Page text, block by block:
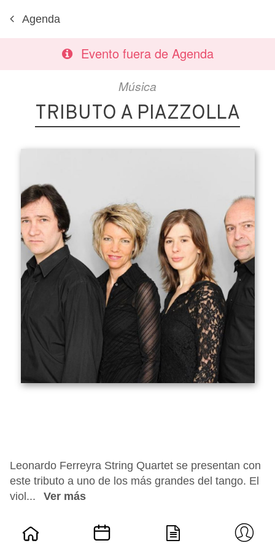
Agenda
Evento fuera de Agenda
Música
TRIBUTO A PIAZZOLLA
Leonardo Ferreyra String Quartet se presentan con
este tributo a uno de los más grandes del tango. El
viol...
Ver más